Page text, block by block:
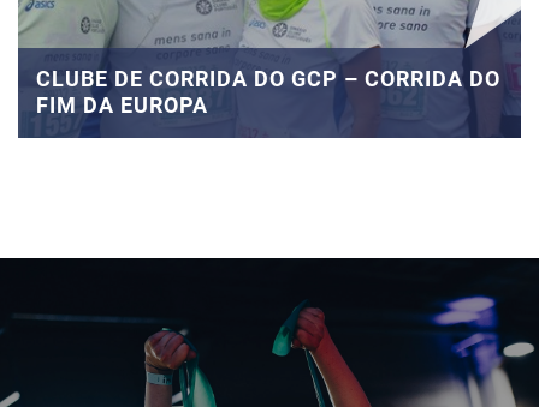
CLUBE DE CORRIDA DO GCP – CORRIDA DO
FIM DA EUROPA